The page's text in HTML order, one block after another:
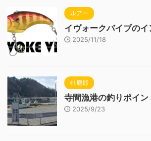
ルアー
イヴォークバイブの
2025/11/18
牡鹿郡
寺間漁港の釣りポイン
2025/9/23